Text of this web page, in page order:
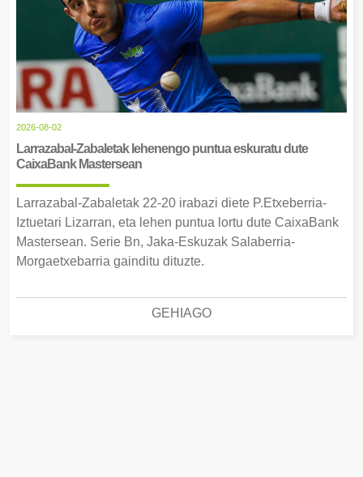
2026-08-02
Larrazabal-Zabaletak lehenengo puntua eskuratu dute
CaixaBank Mastersean
Larrazabal-Zabaletak 22-20 irabazi diete P.Etxeberria-
Iztuetari Lizarran, eta lehen puntua lortu dute CaixaBank
Mastersean. Serie Bn, Jaka-Eskuzak Salaberria-
Morgaetxebarria gainditu dituzte.
GEHIAGO